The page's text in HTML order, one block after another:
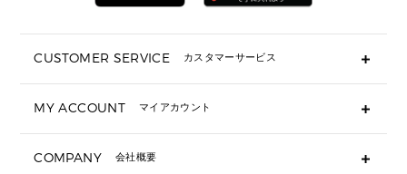
▶ 小物すべて
定期ケース・カードケース・名刺入れ
CUSTOMER SERVICE カスタマーサービス
ギフト用にラッピングができますか？
ショッピングバッグを購入商品分送ってもらえますか？
注文後に完了メールが受信できないのですが？
MY ACCOUNT マイアカウント
COMPANY 会社概要